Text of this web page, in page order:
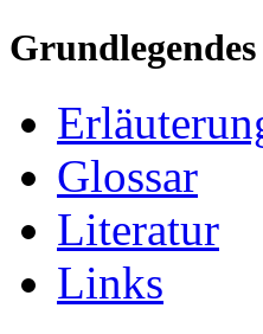
Grundlegendes
Glossar
Literatur
Links